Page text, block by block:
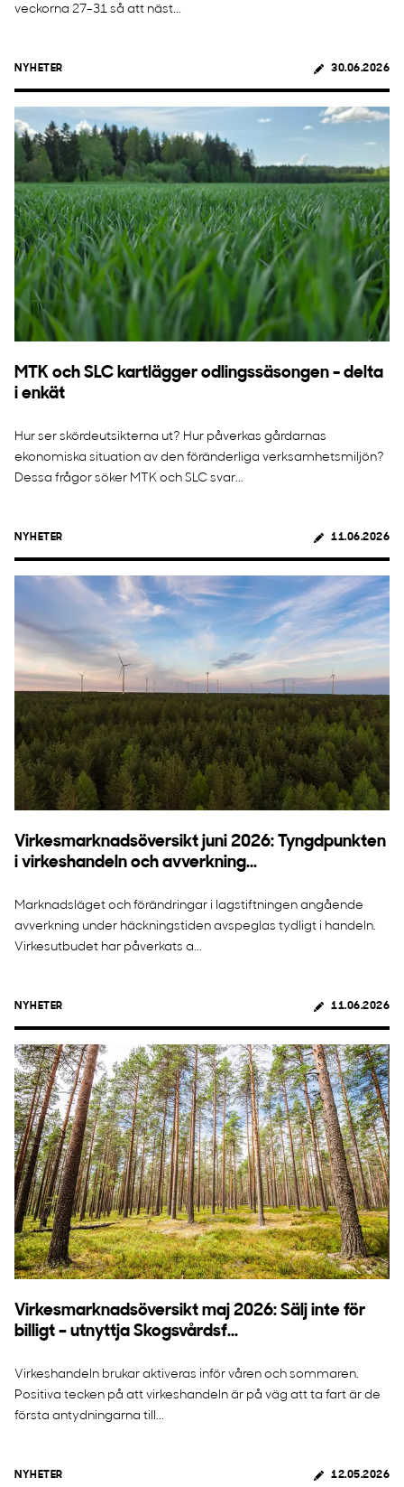
veckorna 27-31 så att näst...
NYHETER 30.06.2026
MTK och SLC kartlägger odlingssäsongen - delta
i enkät
Hur ser skördeutsikterna ut? Hur påverkas gårdarnas
ekonomiska situation av den föränderliga verksamhetsmiljön?
Dessa frågor söker MTK och SLC svar...
NYHETER 11.06.2026
Virkesmarknadsöversikt juni 2026: Tyngdpunkten
i virkeshandeln och avverkning...
Marknadsläget och förändringar i lagstiftningen angående
avverkning under häckningstiden avspeglas tydligt i handeln.
Virkesutbudet har påverkats a...
NYHETER 11.06.2026
Virkesmarknadsöversikt maj 2026: Sälj inte för
billigt – utnyttja Skogsvårdsf...
Virkeshandeln brukar aktiveras inför våren och sommaren.
Positiva tecken på att virkeshandeln är på väg att ta fart är de
första antydningarna till...
NYHETER 12.05.2026